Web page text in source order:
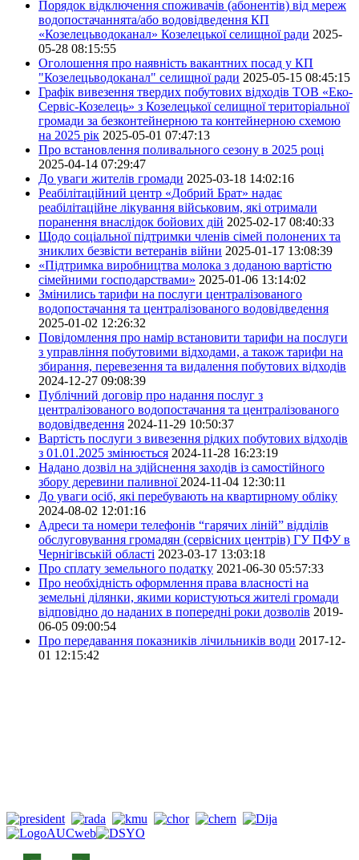
Порядок відключення споживачів (абонентів) від мереж
водопостачаннята/або водовідведення КП
«Козелецьводоканал» Козелецької селищної ради 2025-
05-28 08:15:55
Оголошення про наявність вакантних посад у КП
"Козелецьводоканал" селищної ради 2025-05-15 08:45:15
Графік вивезення твердих побутових відходів ТОВ «Еко-
Сервіс-Козелець» з Козелецької селищної територіальної
громади за безконтейнерною та контейнерною схемою
на 2025 рік 2025-05-01 07:47:13
Про встановлення поливального сезону в 2025 році
2025-04-14 07:29:47
До уваги жителів громади 2025-03-18 14:02:16
Реабілітаційний центр «Добрий Брат» надає
реабілітаційне лікування військовим, які отримали
поранення внаслідок бойових дій 2025-02-17 08:40:33
Щодо соціальної підтримки членів сімей полонених та
зниклих безвісти ветеранів війни 2025-01-17 13:08:39
«Підтримка виробництва молока з доданою вартістю
сімейними господарствами» 2025-01-06 13:14:02
Змінились тарифи на послуги централізованого
водопостачання та централізованого водовідведення
2025-01-02 12:26:32
Повідомлення про намір встановити тарифи на послуги
з управління побутовими відходами, а також тарифи на
збирання, перевезення та видалення побутових відходів
2024-12-27 09:08:39
Публічний договір про надання послуг з
централізованого водопостачання та централізованого
водовідведення 2024-11-29 10:50:37
Вартість послуги з вивезення рідких побутових відходів
з 01.01.2025 змінюється 2024-11-28 16:23:19
Надано дозвіл на здійснення заходів із самостійного
збору деревини паливної2024-11-04 12:30:11
До уваги осіб, які перебувають на квартирному обліку
2024-08-02 12:01:16
Адреси та номери телефонів “гарячих ліній” відділів
обслуговування громадян (сервісних центрів) ГУ ПФУ в
Чернігівській області 2023-03-17 13:03:18
Про сплату земельного податку 2021-06-30 05:57:33
Про необхідність оформлення права власності на
земельні ділянки, якими користуються жителі громади
відповідно до наданих в попередні роки дозволів 2019-
06-05 09:00:54
Про передавання показників лічильників води 2017-12-
01 12:15:42